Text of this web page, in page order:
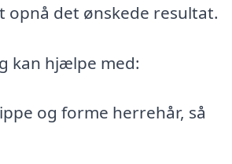
opnå det ønskede resultat.
kan hjælpe med:
og forme herrehår, så